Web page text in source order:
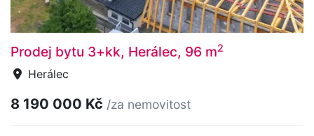
Prodej bytu 3+kk, Herálec, 96 m2
Herálec
8 190 000 Kč /za nemovitost